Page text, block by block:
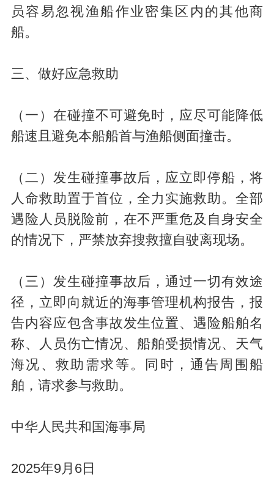
员容易忽视渔船作业密集区内的其他商
船。
三、做好应急救助
（一）在碰撞不可避免时，应尽可能降低
船速且避免本船船首与渔船侧面撞击。
（二）发生碰撞事故后，应立即停船，将
人命救助置于首位，全力实施救助。全部
遇险人员脱险前，在不严重危及自身安全
的情况下，严禁放弃搜救擅自驶离现场。
（三）发生碰撞事故后，通过一切有效途
径，立即向就近的海事管理机构报告，报
告内容应包含事故发生位置、遇险船舶名
称、人员伤亡情况、船舶受损情况、天气
海况、救助需求等。同时，通告周围船
舶，请求参与救助。
中华人民共和国海事局
2025年9月6日